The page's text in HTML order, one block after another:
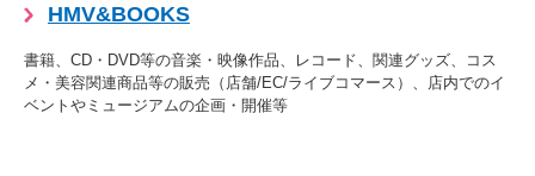
HMV&BOOKS
書籍、CD・DVD等の音楽・映像作品、レコード、関連グッズ、コス
メ・美容関連商品等の販売（店舗/EC/ライブコマース）、店内でのイ
ベントやミュージアムの企画・開催等